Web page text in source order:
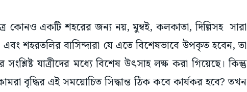
কোনও একটি শহরের জন্য নয়, মুম্বই, কলকাতা, দিল্লিসহ সারা
এবং শহরতলির বাসিন্দারা যে এতে বিশেষভাবে উপকৃত হবেন, তা
যাত্রীদের মধ্যে বিশেষ উৎসাহ লক্ষ করা গিয়েছে। কিন্তু
বৃদ্ধির এই সময়োচিত সিদ্ধান্ত ঠিক কবে কার্যকর হবে? তখন